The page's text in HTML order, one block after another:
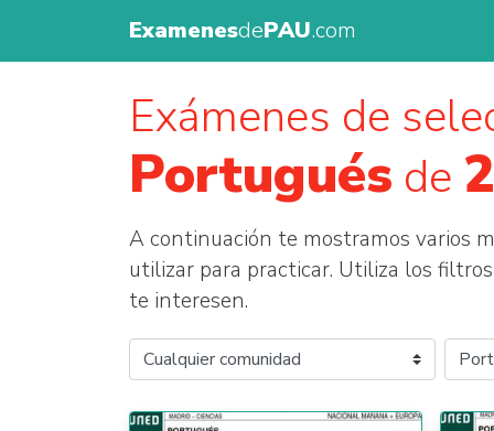
ExamenesdePAU.com
Exámenes de
Portugués de
A continuación te mostramos varios
utilizar para practicar. Utiliza los
te interesen.